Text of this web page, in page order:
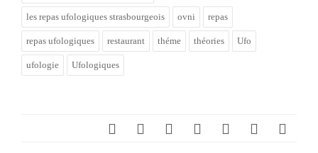
les repas ufologiques strasbourgeois ovni repas
repas ufologiques restaurant théme théories Ufo
ufologie Ufologiques